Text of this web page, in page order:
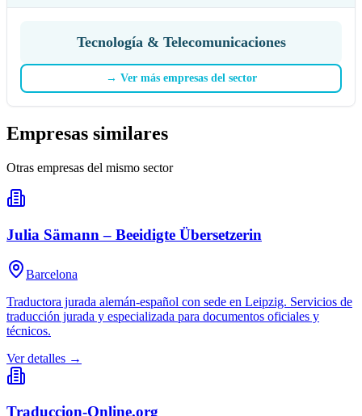
Tecnología & Telecomunicaciones
→ Ver más empresas del sector
Empresas similares
Otras empresas del mismo sector
Julia Sämann – Beeidigte Übersetzerin
Barcelona
Traductora jurada alemán-español con sede en Leipzig. Servicios de
traducción jurada y especializada para documentos oficiales y
técnicos.
Ver detalles →
Traduccion-Online.org